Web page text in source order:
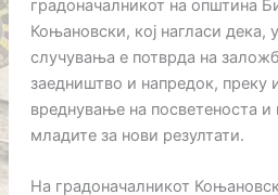
градоначалникот на општина
Коњановски, кој нагласи дека,
случувања е потврда на
заедништво и напредок, преку
вреднување на посветеноста
младите за нови резултати.
На градоначалникот